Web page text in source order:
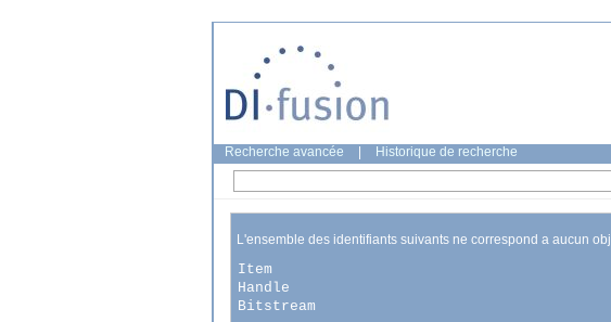
Recherche avancée Historique de recherche
L'ensemble des identifiants suivants ne correspond a aucun
Item
Handle
Bitstream